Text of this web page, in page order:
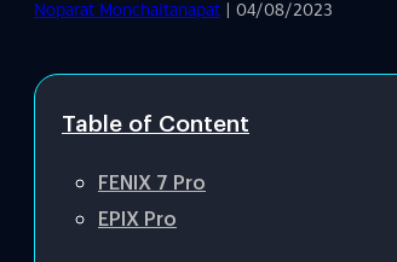
Noparat Monchaitanapat | 04/08/2023
Table of Content
FENIX 7 Pro
EPIX Pro